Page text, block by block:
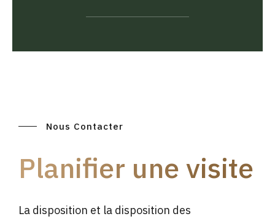
Nous Contacter
Planifier une visite
La disposition et la disposition des